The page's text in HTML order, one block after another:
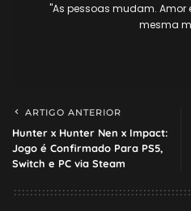
"As pessoas mudam.
mesma
ARTIGO ANTERIOR
Hunter x Hunter Nen x Impact:
Jogo é Confirmado Para PS5,
Switch e PC via Steam